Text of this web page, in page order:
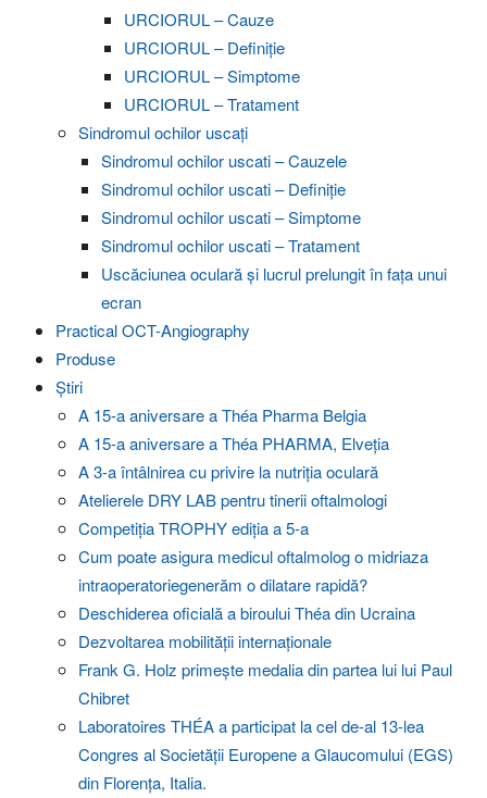
URCIORUL – Cauze
URCIORUL – Definiție
URCIORUL – Simptome
URCIORUL – Tratament
Sindromul ochilor uscați
Sindromul ochilor uscati – Cauzele
Sindromul ochilor uscati – Definiție
Sindromul ochilor uscati – Simptome
Sindromul ochilor uscati – Tratament
Uscăciunea oculară și lucrul prelungit în fața unui
ecran
Practical OCT-Angiography
Produse
Știri
A 15-a aniversare a Théa Pharma Belgia
A 15-a aniversare a Théa PHARMA, Elveția
A 3-a întâlnirea cu privire la nutriția oculară
Atelierele DRY LAB pentru tinerii oftalmologi
Competiția TROPHY ediția a 5-a
Cum poate asigura medicul oftalmolog o midriaza
intraoperatoriegenerăm o dilatare rapidă?
Deschiderea oficială a biroului Théa din Ucraina
Dezvoltarea mobilității internaționale
Frank G. Holz primește medalia din partea lui lui Paul
Chibret
Laboratoires THÉA a participat la cel de-al 13-lea
Congres al Societății Europene a Glaucomului (EGS)
din Florența, Italia.